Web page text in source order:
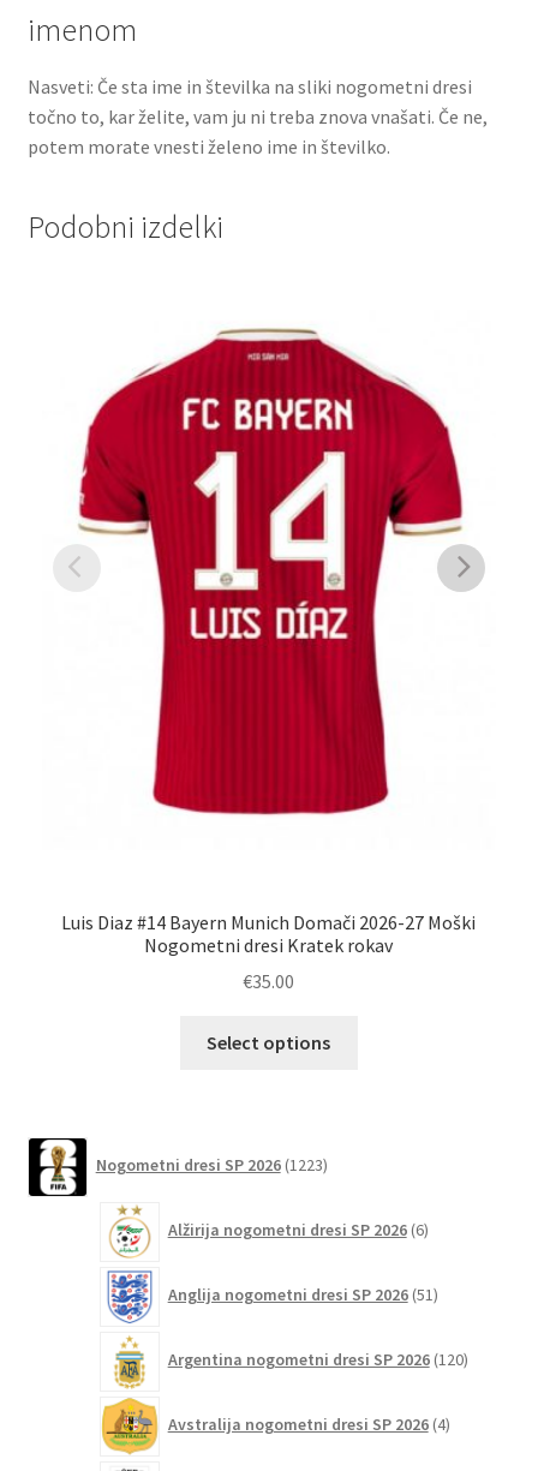
imenom
Nasveti: Če sta ime in številka na sliki nogometni dresi
točno to, kar želite, vam ju ni treba znova vnašati. Če ne,
potem morate vnesti želeno ime in številko.
Podobni izdelki
Luis Diaz #14 Bayern Munich Domači 2026-27 Moški
Nogometni dresi Kratek rokav
€35.00
Select options
izberete
strani
Nogometni dresi SP 2026 1223izdelkov
Alžirija nogometni dresi SP 2026 6izdelkov
Anglija nogometni dresi SP 2026 51izdelkov
Argentina nogometni dresi SP 2026 120izdelkov
Avstralija nogometni dresi SP 2026 4izdelki